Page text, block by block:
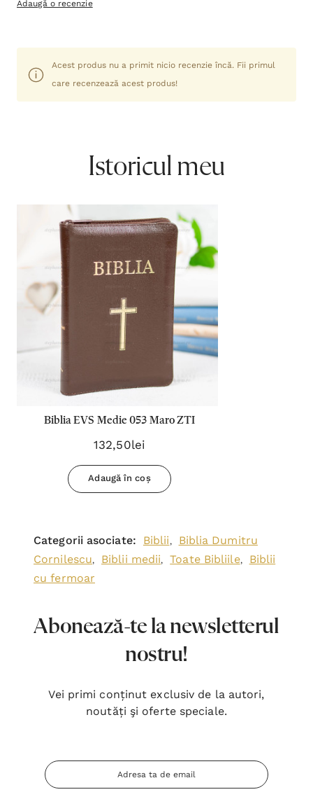
Adaugă o recenzie
Acest produs nu a primit nicio recenzie încă. Fii primul
care recenzează acest produs!
Istoricul meu
Biblia EVS Medie 053 Maro ZTI
132,50lei
Adaugă în coș
Categorii asociate: Biblii,
Biblia Dumitru
Cornilescu, Biblii medii, Toate Bibliile,
Biblii
cu fermoar
Abonează-te la newsletterul
nostru!
Vei primi conținut exclusiv de la autori,
noutăți şi oferte speciale.
Adresa
Email